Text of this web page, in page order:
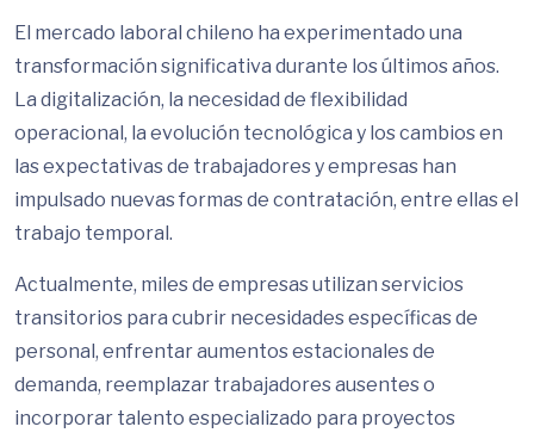
El mercado laboral chileno ha experimentado una
transformación significativa durante los últimos años.
La digitalización, la necesidad de flexibilidad
operacional, la evolución tecnológica y los cambios en
las expectativas de trabajadores y empresas han
impulsado nuevas formas de contratación, entre ellas el
trabajo temporal.
Actualmente, miles de empresas utilizan servicios
transitorios para cubrir necesidades específicas de
personal, enfrentar aumentos estacionales de
demanda, reemplazar trabajadores ausentes o
incorporar talento especializado para proyectos